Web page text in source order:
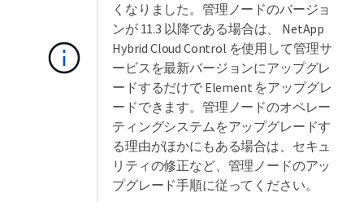
くなりました。管理ノードのバージョ
ンが 11.3 以降である場合は、 NetApp
Hybrid Cloud Control を使用して管理サ
ービスを最新バージョンにアップグレ
ードするだけで Element をアップグレ
ードできます。管理ノードのオペレー
ティングシステムをアップグレードす
る理由がほかにもある場合は、セキュ
リティの修正など、管理ノードのアッ
プグレード手順に従ってください。